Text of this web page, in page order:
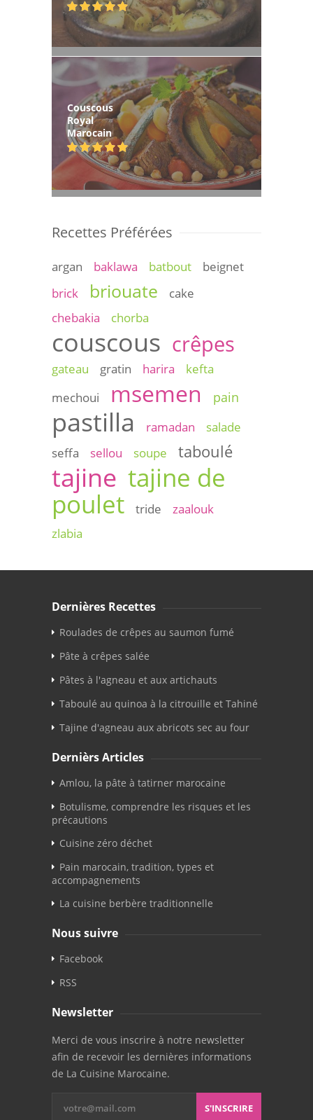
Couscous
Royal
Marocain
Recettes Préférées
argan baklawa batbout
beignet
brick
briouate
cake
chebakia
chorba
couscous crêpes
gateau gratin harira
kefta
mechoui
msemen pain
pastilla ramadan
salade
seffa
sellou soupe taboulé
tajine tajine de
poulet
tride
zaalouk
zlabia
Dernières Recettes
Roulades de crêpes au saumon fumé
Pâte à crêpes salée
Pâtes à l'agneau et aux artichauts
Taboulé au quinoa à la citrouille et Tahiné
Tajine d'agneau aux abricots sec au four
Dernièrs Articles
Amlou, la pâte à tatirner marocaine
Botulisme, comprendre les risques et les
précautions
Cuisine zéro déchet
Pain marocain, tradition, types et
accompagnements
La cuisine berbère traditionnelle
Nous suivre
Facebook
RSS
Newsletter
Merci de vous inscrire à notre newsletter
afin de recevoir les dernières informations
de La Cuisine Marocaine.
S'INSCRIRE